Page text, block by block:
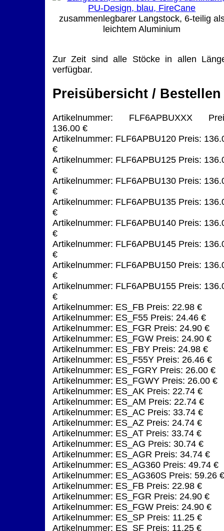
zusammenlegbarer Langstock, 6-teilig
leichtem Aluminium
Zur Zeit sind alle Stöcke in allen
verfügbar.
Preisübersicht / Bestellen
Artikelnummer: FLF6APBUXXX
136.00 €
Artikelnummer: FLF6APBU120 Preis:
€
Artikelnummer: FLF6APBU125 Preis:
€
Artikelnummer: FLF6APBU130 Preis:
€
Artikelnummer: FLF6APBU135 Preis:
€
Artikelnummer: FLF6APBU140 Preis:
€
Artikelnummer: FLF6APBU145 Preis:
€
Artikelnummer: FLF6APBU150 Preis:
€
Artikelnummer: FLF6APBU155 Preis:
€
Artikelnummer: ES_FB Preis: 22.98 €
Artikelnummer: ES_F55 Preis: 24.46 €
Artikelnummer: ES_FGR Preis: 24.90 €
Artikelnummer: ES_FGW Preis: 24.90 €
Artikelnummer: ES_FBY Preis: 24.98 €
Artikelnummer: ES_F55Y Preis: 26.46 €
Artikelnummer: ES_FGRY Preis: 26.00 €
Artikelnummer: ES_FGWY Preis: 26.00 €
Artikelnummer: ES_AK Preis: 22.74 €
Artikelnummer: ES_AM Preis: 22.74 €
Artikelnummer: ES_AC Preis: 33.74 €
Artikelnummer: ES_AZ Preis: 24.74 €
Artikelnummer: ES_AT Preis: 33.74 €
Artikelnummer: ES_AG Preis: 30.74 €
Artikelnummer: ES_AGR Preis: 34.74 €
Artikelnummer: ES_AG360 Preis: 49.74 €
Artikelnummer: ES_AG360S Preis: 59.26 €
Artikelnummer: ES_FB Preis: 22.98 €
Artikelnummer: ES_FGR Preis: 24.90 €
Artikelnummer: ES_FGW Preis: 24.90 €
Artikelnummer: ES_SP Preis: 11.25 €
Artikelnummer: ES_SF Preis: 11.25 €